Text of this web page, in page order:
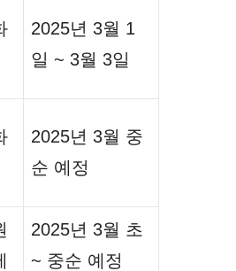
2025년 3월 1
일 ~ 3월 3일
2025년 3월 중
순 예정
2025년 3월 초
~ 중순 예정